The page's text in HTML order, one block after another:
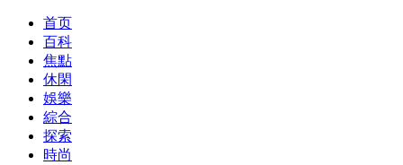
首页
百科
焦點
休閑
娛樂
綜合
探索
時尚